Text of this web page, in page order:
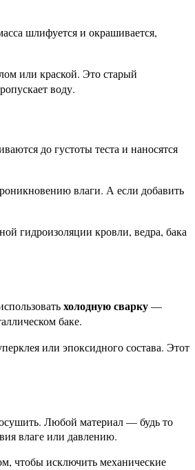
шлифуется и окрашивается,
или краской. Это старый
воду.
до густоты теста и наносятся
влаги. А если добавить
гидроизоляции кровли, ведра, бака
холодную сварку—
баке.
или эпоксидного состава. Этот
Любой материал — будь то
влаге или давлению.
чтобы исключить механические